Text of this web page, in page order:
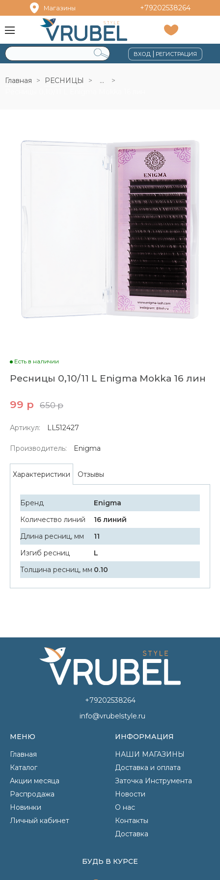
Магазины +79202538264
ВХОД |РЕГИСТРАЦИЯ
Главная РЕСНИЦЫ
...
Есть в наличии
Ресницы 0,10/11 L Enigma Mokka 16 лин
99 р 650 р
Артикул: LL512427
Производитель: Enigma
Характеристики Отзывы
Бренд
Enigma
Количество линий
16 линий
Длина ресниц, мм
11
Изгиб ресниц
L
Толщина ресниц, мм 0.10
+79202538264
info@vrubelstyle.ru
МЕНЮ
Главная
Каталог
Акции месяца
Распродажа
Новинки
Личный кабинет
ИНФОРМАЦИЯ
НАШИ МАГАЗИНЫ
Доставка и оплата
Заточка Инструмента
Новости
О нас
Контакты
Доставка
БУДЬ В КУРСЕ